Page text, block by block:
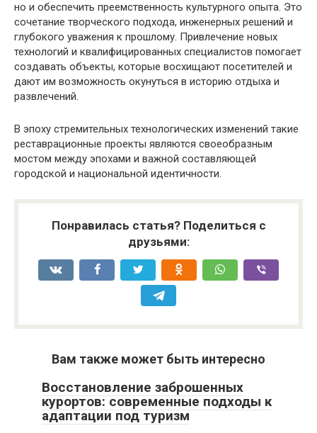
но и обеспечить преемственность культурного опыта. Это
сочетание творческого подхода, инженерных решений и
глубокого уважения к прошлому. Привлечение новых
технологий и квалифицированных специалистов помогает
создавать объекты, которые восхищают посетителей и
дают им возможность окунуться в историю отдыха и
развлечений.
В эпоху стремительных технологических изменений такие
реставрационные проекты являются своеобразным
мостом между эпохами и важной составляющей
городской и национальной идентичности.
Понравилась статья? Поделиться с
друзьями:
Вам также может быть интересно
Восстановление заброшенных
курортов: современные подходы к
адаптации под туризм